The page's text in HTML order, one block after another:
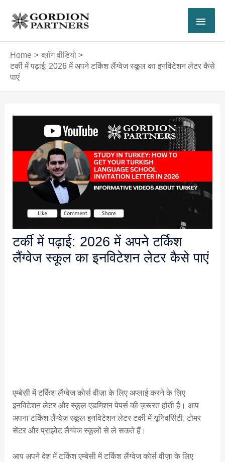
content
Home
ब्लॉग वीडियो
टर्की में पढ़ाई: 2026 में अपने टर्किश लैंग्वेज स्कूल का इनविटेशन लेटर कैसे
पाएं
टर्की में पढ़ाई: 2026 में अपने टर्किश
लैंग्वेज स्कूल का इनविटेशन लेटर कैसे पाएं
एम्बेसी में टर्किश लैंग्वेज कोर्स वीज़ा के लिए अप्लाई करने के लिए
इनविटेशन लेटर और स्कूल एडमिशन पेपर्स की ज़रूरत होती है। आप
अपना टर्किश लैंग्वेज स्कूल इनविटेशन लेटर टर्की में यूनिवर्सिटी, टोमर
सेंटर और प्राइवेट लैंग्वेज स्कूलों से ले सकते हैं।
आप अपने देश में टर्किश एम्बेसी में टर्किश लैंग्वेज कोर्स वीज़ा के लिए